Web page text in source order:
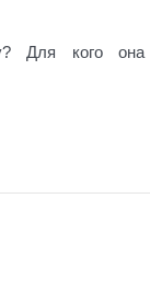
Для кого она